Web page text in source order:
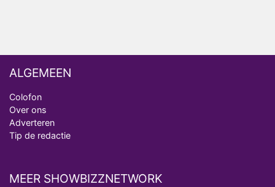
ALGEMEEN
Colofon
Over ons
Adverteren
Tip de redactie
MEER SHOWBIZZNETWORK